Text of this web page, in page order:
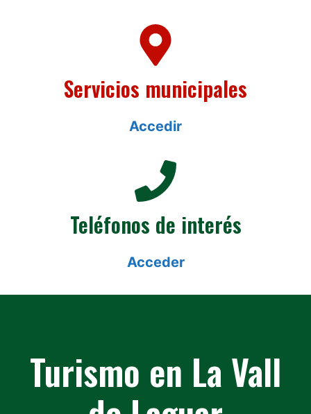
Servicios municipales
Accedir
Teléfonos de interés
Acceder
Turismo en La Vall